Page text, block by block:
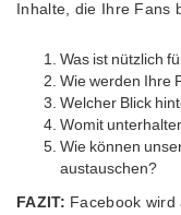
Inhalte, die Ihre Fans
Was ist nützlich
Wie werden Ihre
Welcher Blick
Womit
Wie können
austauschen?
FAZIT: Facebook